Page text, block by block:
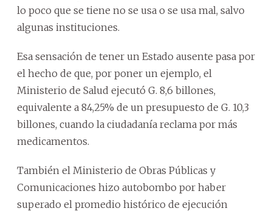
lo poco que se tiene no se usa o se usa mal, salvo
algunas instituciones.
Esa sensación de tener un Estado ausente pasa por
el hecho de que, por poner un ejemplo, el
Ministerio de Salud ejecutó G. 8,6 billones,
equivalente a 84,25% de un presupuesto de G. 10,3
billones, cuando la ciudadanía reclama por más
medicamentos.
También el Ministerio de Obras Públicas y
Comunicaciones hizo autobombo por haber
superado el promedio histórico de ejecución